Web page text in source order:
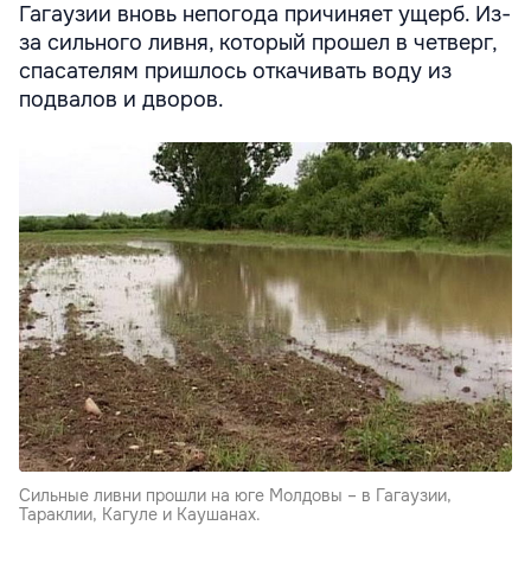
Гагаузии вновь непогода причиняет ущерб. Из-
за сильного ливня, который прошел в четверг,
спасателям пришлось откачивать воду из
подвалов и дворов.
Сильные ливни прошли на юге Молдовы – в Гагаузии,
Тараклии, Кагуле и Каушанах.